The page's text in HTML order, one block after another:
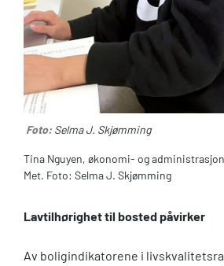
Foto: Selma J. Skjømming
Tina Nguyen, økonomi- og
Met. Foto: Selma J. Skjømming
Lavtilhørighet til bosted påvirker
Av boligindikatorene i